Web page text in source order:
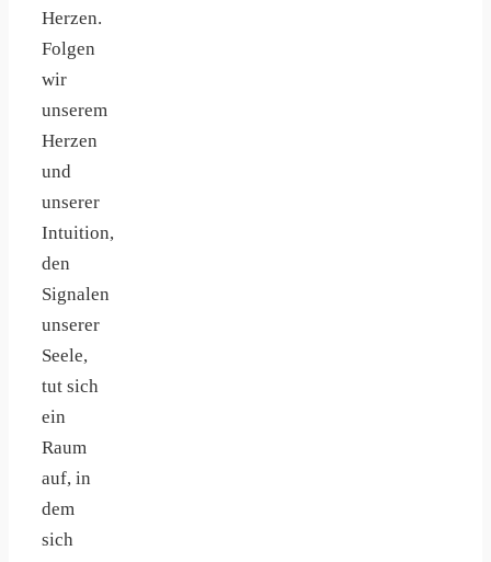
Herzen.
Folgen
wir
unserem
Herzen
und
unserer
Intuition,
den
Signalen
unserer
Seele,
tut sich
ein
Raum
auf, in
dem
sich